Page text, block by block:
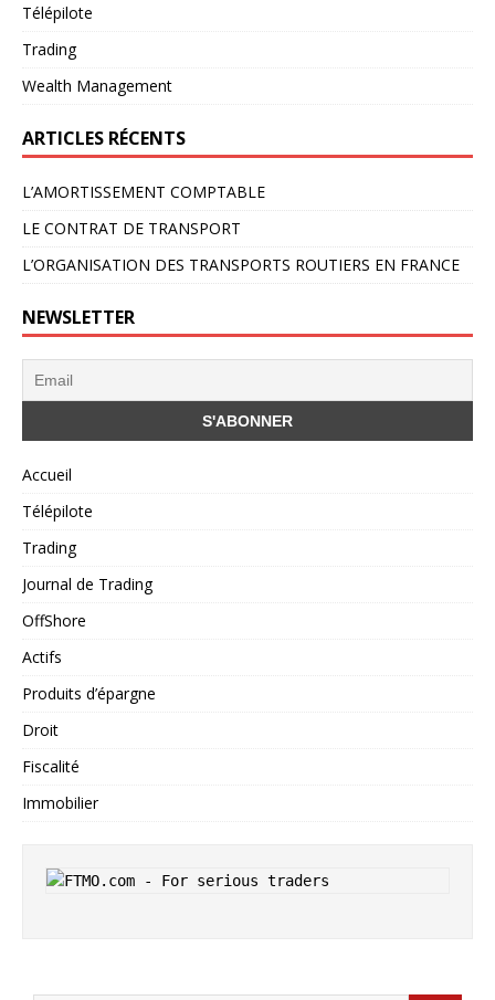
Télépilote
Trading
Wealth Management
ARTICLES RÉCENTS
L’AMORTISSEMENT COMPTABLE
LE CONTRAT DE TRANSPORT
L’ORGANISATION DES TRANSPORTS ROUTIERS EN FRANCE
NEWSLETTER
Accueil
Télépilote
Trading
Journal de Trading
OffShore
Actifs
Produits d’épargne
Droit
Fiscalité
Immobilier